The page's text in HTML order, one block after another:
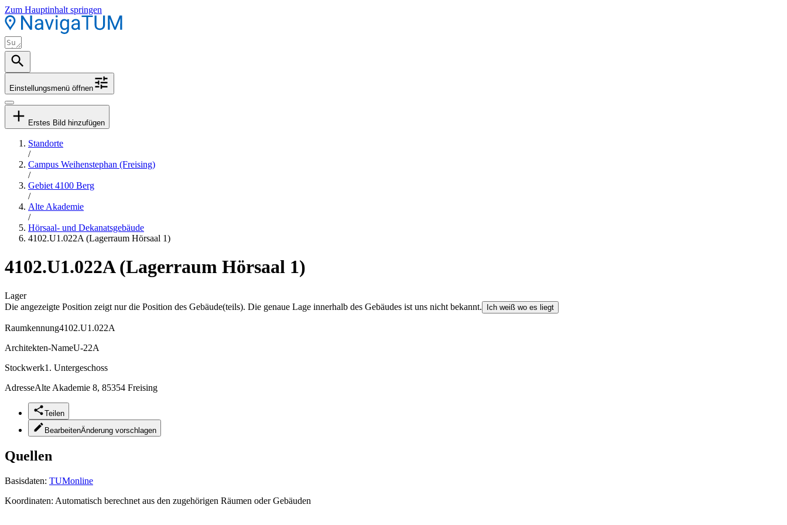
Zum Hauptinhalt springen
Einstellungsmenü öffnen
Erstes Bild hinzufügen
Standorte
/
Campus Weihenstephan (Freising)
/
Gebiet 4100 Berg
/
Alte Akademie
/
Hörsaal- und Dekanatsgebäude
4102.U1.022A (Lagerraum Hörsaal 1)
4102.U1.022A (Lagerraum Hörsaal 1)
Lager
Die angezeigte Position zeigt nur die Position des Gebäude(teils). Die genaue Lage innerhalb des Gebäudes ist uns nicht bekannt.
Ich weiß wo es liegt
Raumkennung4102.U1.022A
Architekten-NameU-22A
Stockwerk1. Untergeschoss
AdresseAlte Akademie 8, 85354 Freising
Teilen
BearbeitenÄnderung vorschlagen
Quellen
Basisdaten: TUMonline
Koordinaten: Automatisch berechnet aus den zugehörigen Räumen oder Gebäuden